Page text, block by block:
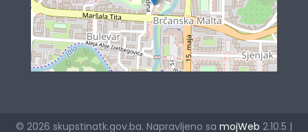
© 2026 skupstinatk.gov.ba. Napravljeno sa mojWeb 2.10.5 |